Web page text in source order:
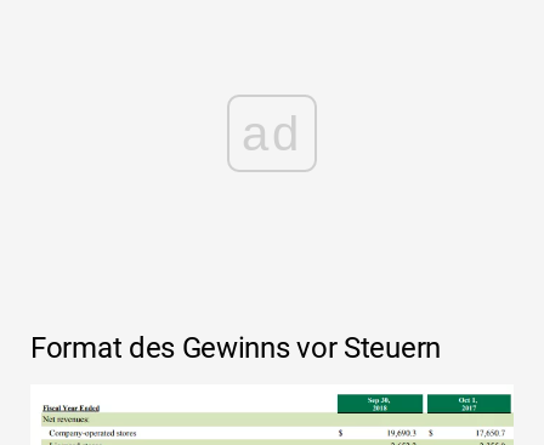
ad
Format des Gewinns vor Steuern